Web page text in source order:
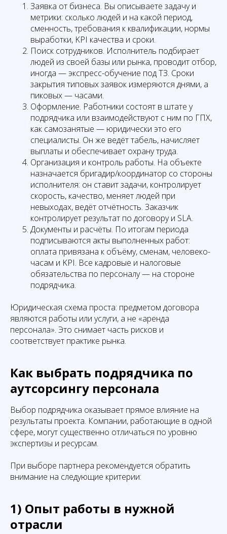
Заявка от бизнеса. Вы описываете задачу и
метрики: сколько людей и на какой период,
сменность, требования к квалификации, нормы
выработки, KPI качества и сроки.
Поиск сотрудников. Исполнитель подбирает
людей из своей базы или рынка, проводит отбор,
иногда — экспресс-обучение под ТЗ. Сроки
закрытия типовых заявок измеряются днями, а
пиковых — часами.
Оформление. Работники состоят в штате у
подрядчика или взаимодействуют с ним по ГПХ,
как самозанятые — юридически это его
специалисты. Он же ведёт табель, начисляет
выплаты и обеспечивает охрану труда.
Организация и контроль работы. На объекте
назначается бригадир/координатор со стороны
исполнителя: он ставит задачи, контролирует
скорость, качество, меняет людей при
невыходах, ведёт отчётность. Заказчик
контролирует результат по договору и SLA.
Документы и расчёты. По итогам периода
подписываются акты выполненных работ:
оплата привязана к объёму, сменам, человеко-
часам и KPI. Все кадровые и налоговые
обязательства по персоналу — на стороне
подрядчика.
Юридическая схема проста: предметом договора
являются работы или услуги, а не «аренда
персонала». Это снимает часть рисков и
соответствует практике рынка.
Как выбрать подрядчика по
аутсорсингу персонала
Выбор подрядчика оказывает прямое влияние на
результаты проекта. Компании, работающие в одной
сфере, могут существенно отличаться по уровню
экспертизы и ресурсам.
При выборе партнера рекомендуется обратить
внимание на следующие критерии:
1) Опыт работы в нужной
отрасли